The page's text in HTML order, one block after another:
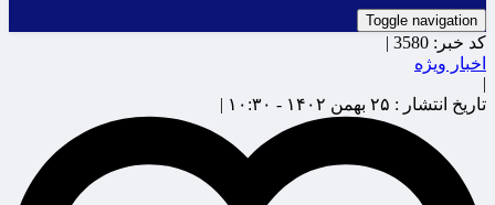
Toggle navigation
کد خبر: 3580 |
اخبار ویژه
|
تاریخ انتشار : ۲۵ بهمن ۱۴۰۲ - ۱۰:۳۰ |